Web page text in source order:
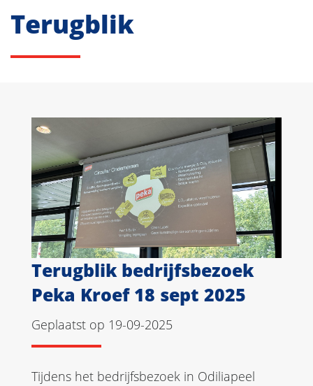
Terugblik
Terugblik bedrijfsbezoek
Peka Kroef 18 sept 2025
Geplaatst op 19-09-2025
Tijdens het bedrijfsbezoek in Odiliapeel